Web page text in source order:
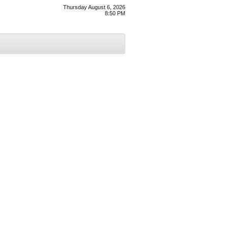
Thursday August 6, 2026
8:50 PM